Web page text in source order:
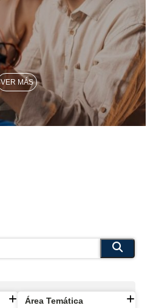
VER MÁS
Área Temática